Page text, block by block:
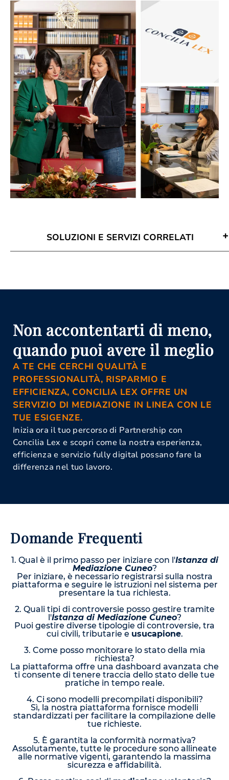
SOLUZIONI E SERVIZI CORRELATI
Cuneo
Mediazione Obbligatoria Cuneo
Organismo Di Mediazione Cuneo
Non accontentarti di meno,
quando puoi avere il meglio
A TE CHE CERCHI QUALITÀ E
PROFESSIONALITÀ, RISPARMIO E
EFFICIENZA, CONCILIA LEX OFFRE UN
SERVIZIO DI MEDIAZIONE IN LINEA CON LE
TUE ESIGENZE.
Inizia ora il tuo percorso di Partnership con
Concilia Lex e scopri come la nostra esperienza,
efficienza e servizio fully digital possano fare la
differenza nel tuo lavoro.
Domande Frequenti
1. Qual è il primo passo per iniziare con l'Istanza di
Mediazione Cuneo?
Per iniziare, è necessario registrarsi sulla nostra
piattaforma e seguire le istruzioni nel sistema per
presentare la tua richiesta.
2. Quali tipi di controversie posso gestire tramite
l'Istanza di Mediazione Cuneo?
Puoi gestire diverse tipologie di controversie, tra
cui civili, tributarie e usucapione.
3. Come posso monitorare lo stato della mia
richiesta?
La piattaforma offre una dashboard avanzata che
ti consente di tenere traccia dello stato delle tue
pratiche in tempo reale.
4. Ci sono modelli precompilati disponibili?
Sì, la nostra piattaforma fornisce modelli
standardizzati per facilitare la compilazione delle
tue richieste.
5. È garantita la conformità normativa?
Assolutamente, tutte le procedure sono allineate
alle normative vigenti, garantendo la massima
sicurezza e affidabilità.